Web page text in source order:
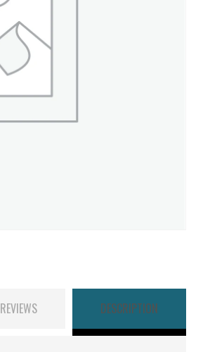
DESCRIPTION
REVIEWS